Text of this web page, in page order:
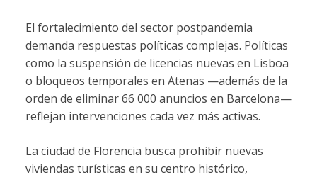
El fortalecimiento del sector postpandemia
demanda respuestas políticas complejas. Políticas
como la suspensión de licencias nuevas en Lisboa
o bloqueos temporales en Atenas —además de la
orden de eliminar 66 000 anuncios en Barcelona—
reflejan intervenciones cada vez más activas.
La ciudad de Florencia busca prohibir nuevas
viviendas turísticas en su centro histórico,